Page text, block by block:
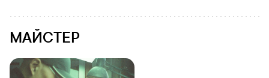
МАЙСТЕР